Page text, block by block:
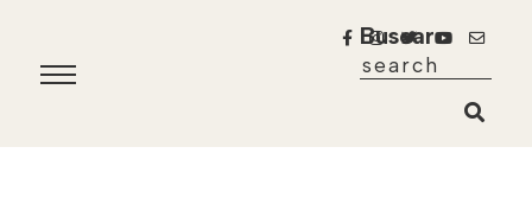
Buscar